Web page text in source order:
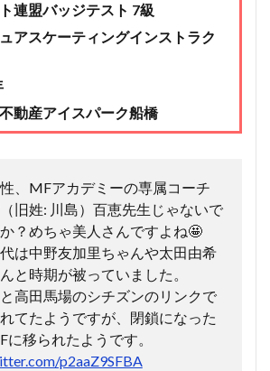
連盟バッジテスト 7級
アスケーティングインストラク
動産アイスパーク船橋
、MFアカデミーの専属コーチ
旧姓: 川島）百恵先生じゃないで
？めちゃ美人さんですよね🤩
は中野友加里ちゃんや太田由希
と時期が被っていました。
高田馬場のシチズンのリンクで
てたようですが、閉鎖になった
に移られたようです。
p2aaZ9SFBA